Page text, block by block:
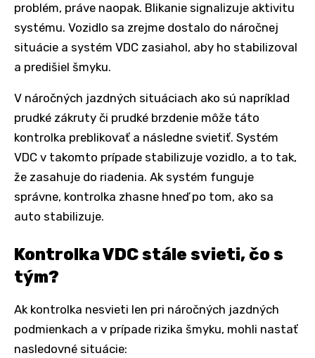
problém, práve naopak. Blikanie signalizuje aktivitu
systému. Vozidlo sa zrejme dostalo do náročnej
situácie a systém VDC zasiahol, aby ho stabilizoval
a predišiel šmyku.
V náročných jazdných situáciach ako sú napríklad
prudké zákruty či prudké brzdenie môže táto
kontrolka preblikovať a následne svietiť. Systém
VDC v takomto prípade stabilizuje vozidlo, a to tak,
že zasahuje do riadenia. Ak systém funguje
správne, kontrolka zhasne hneď po tom, ako sa
auto stabilizuje.
Kontrolka VDC stále svieti, čo s
tým?
Ak kontrolka nesvieti len pri náročných jazdných
podmienkach a v prípade rizika šmyku, mohli nastať
nasledovné situácie: